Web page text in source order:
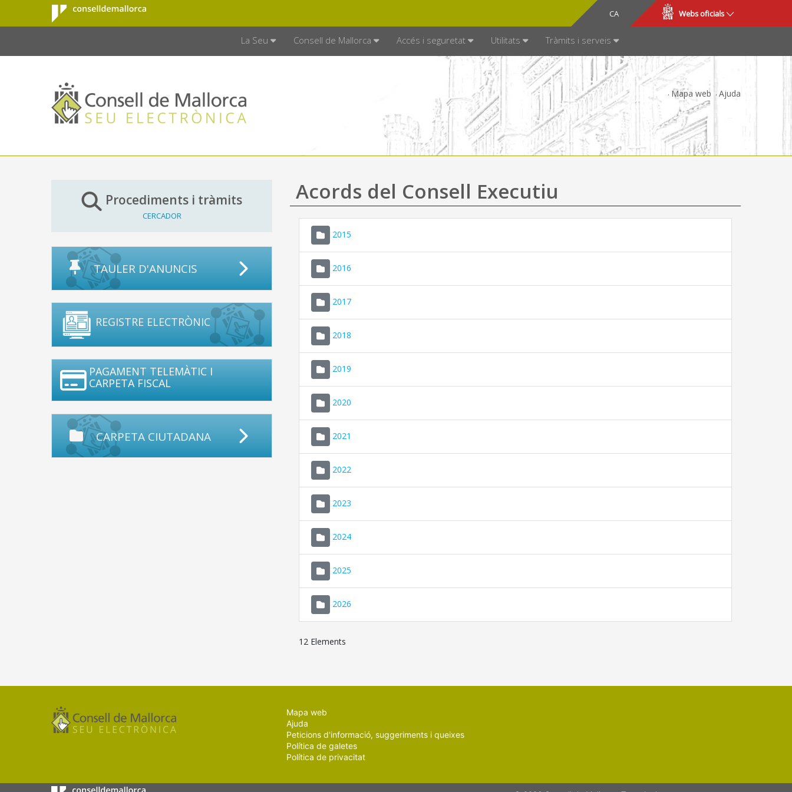
Salta al contingut principal
Consell de
Mallorca
CA
ES Webs oficials
La Seu Consell de Mallorca Accés i seguretat Utilitats Tràmits i serveis
Mapa web Ajuda
Procediments i tràmits
CERCADOR
TAULER D'ANUNCIS
REGISTRE ELECTRÒNIC
PAGAMENT TELEMÀTIC I
CARPETA FISCAL
CARPETA CIUTADANA
Acords del Consell Executiu
2015
2016
2017
2018
2019
2020
2021
2022
2023
2024
2025
2026
12 Elements
Mapa web
Ajuda
Peticions d'informació, suggeriments i queixes
Política de galetes
Política de privacitat